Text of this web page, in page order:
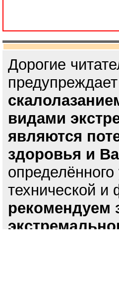
Дорогие
видами
являются
здоровья и
технической и
рекомендуем